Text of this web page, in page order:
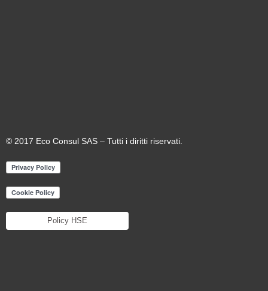
© 2017 Eco Consul SAS – Tutti i diritti riservati.
Policy HSE